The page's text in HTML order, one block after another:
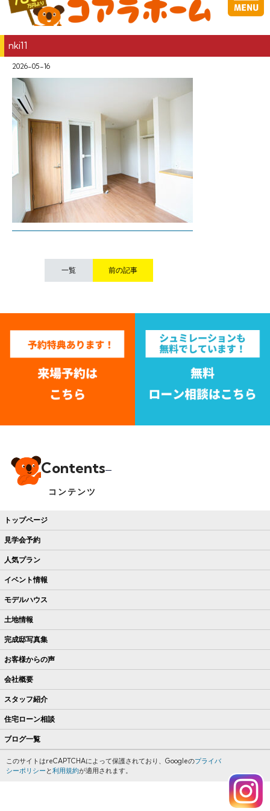
nki11
2026-05-16
一覧 前の記事
Contents
コンテンツ
トップページ
見学会予約
人気プラン
イベント情報
モデルハウス
土地情報
完成邸写真集
お客様からの声
会社概要
スタッフ紹介
住宅ローン相談
ブログ一覧
このサイトはreCAPTCHAによって保護されており、Googleのプライバ
シーポリシー と利用規約が適用されます。